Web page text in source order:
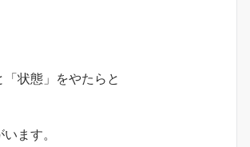
「状態」をやたらと
ます。